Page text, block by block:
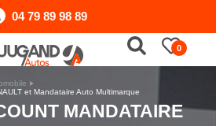
04 79 89 98 89
0
et Mandataire Auto Multimarque
MANDATAIRE